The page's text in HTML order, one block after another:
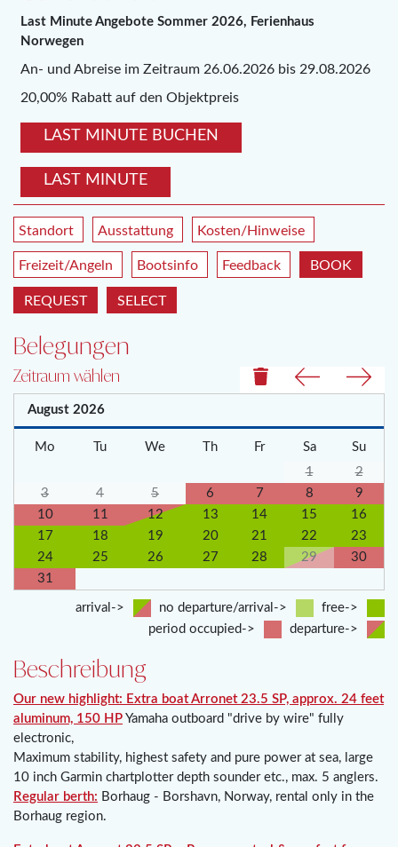
Last Minute Angebote Sommer 2026, Ferienhaus
Norwegen
An- und Abreise im Zeitraum 26.06.2026 bis 29.08.2026
20,00% Rabatt auf den Objektpreis
LAST MINUTE BUCHEN
LAST MINUTE
Standort Ausstattung Kosten/Hinweise
Freizeit/Angeln Bootsinfo Feedback BOOK
REQUEST SELECT
Belegungen
Zeitraum wählen
August 2026
Mo Tu We Th Fr Sa
Su
1
2
3
4 5 6 7 8
9
10
11 12 13 14 15
16
17
18 19 20 21 22
23
24
25 26 27 28 29
30
31
free->
no departure/arrival->
arrival->
departure->
period occupied->
Beschreibung
Our new highlight: Extra boat Arronet 23.5 SP, approx. 24 feet
aluminum, 150 HP Yamaha outboard "drive by wire" fully
electronic,
Maximum stability, highest safety and pure power at sea, large
10 inch Garmin chartplotter depth sounder etc., max. 5 anglers.
Regular berth: Borhaug - Borshavn, Norway, rental only in the
Borhaug region.